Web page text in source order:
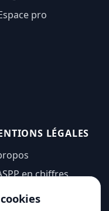
pro
LÉGALES
en chiffres
légales